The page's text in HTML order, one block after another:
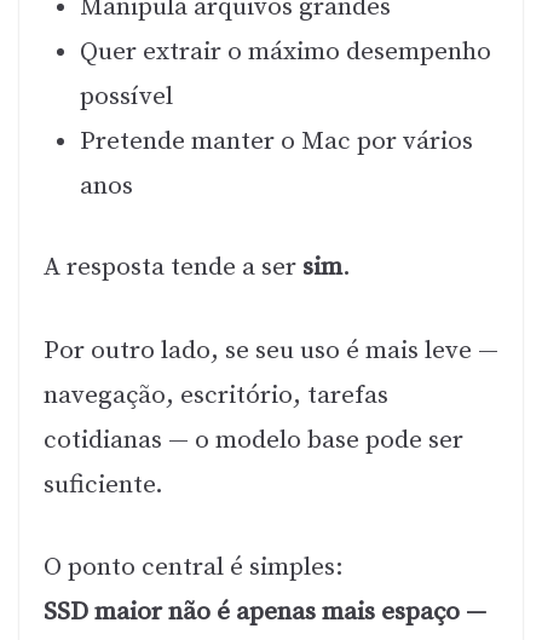
Manipula arquivos grandes
Quer extrair o máximo desempenho
possível
Pretende manter o Mac por vários
anos
A resposta tende a ser sim.
Por outro lado, se seu uso é mais leve —
navegação, escritório, tarefas
cotidianas — o modelo base pode ser
suficiente.
O ponto central é simples:
SSD maior não é apenas mais espaço —